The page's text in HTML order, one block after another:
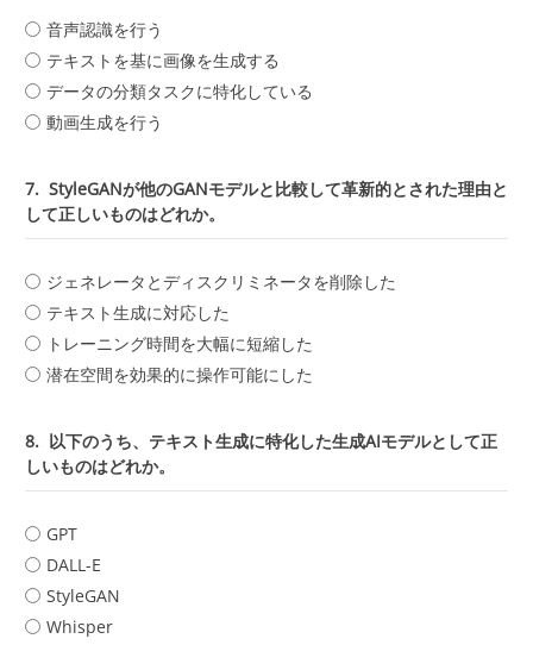
音声認識を行う
テキストを基に画像を生成する
データの分類タスクに特化している
動画生成を行う
7. StyleGANが他のGANモデルと比較して革新的とされた理由と
して正しいものはどれか。
ジェネレータとディスクリミネータを削除した
テキスト生成に対応した
トレーニング時間を大幅に短縮した
潜在空間を効果的に操作可能にした
8. 以下のうち、テキスト生成に特化した生成AIモデルとして正
しいものはどれか。
GPT
DALL-E
StyleGAN
Whisper